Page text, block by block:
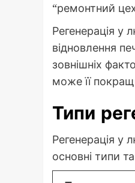
“ремонтний
Регенерація у
відновлення
зовнішніх
може її
Типи
Регенерація у
основні типи